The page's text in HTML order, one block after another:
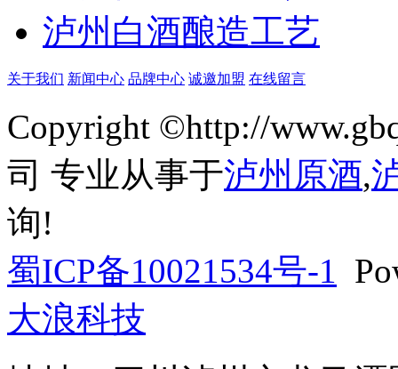
泸州白酒酿造工艺
关于我们 新闻中心 品牌中心 诚邀加盟 在线留言
Copyright ©http://
司 专业从事于泸州原酒,
询!
蜀ICP备10021534号-1
大浪科技